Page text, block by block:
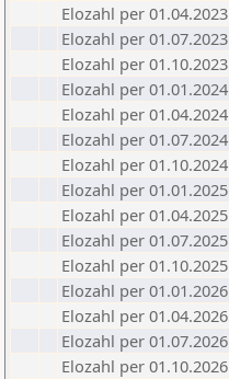
Elozahl per 01.04.2023
Elozahl per 01.07.2023
Elozahl per 01.10.2023
Elozahl per 01.01.2024
Elozahl per 01.04.2024
Elozahl per 01.07.2024
Elozahl per 01.10.2024
Elozahl per 01.01.2025
Elozahl per 01.04.2025
Elozahl per 01.07.2025
Elozahl per 01.10.2025
Elozahl per 01.01.2026
Elozahl per 01.04.2026
Elozahl per 01.07.2026
Elozahl per 01.10.2026